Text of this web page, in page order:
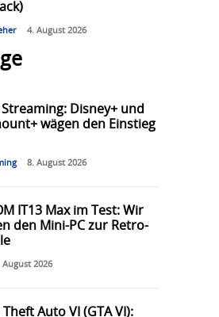
4. August 2026
Disney+ und
wägen den Einstieg
8. August 2026
IT13 Max im Test: Wir
den Mini-PC zur Retro-
August 2026
Auto VI (GTA VI):